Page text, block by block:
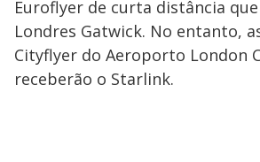
Euroflyer de curta distância
Londres Gatwick. No entanto,
Cityflyer do Aeroporto London
receberão o Starlink.